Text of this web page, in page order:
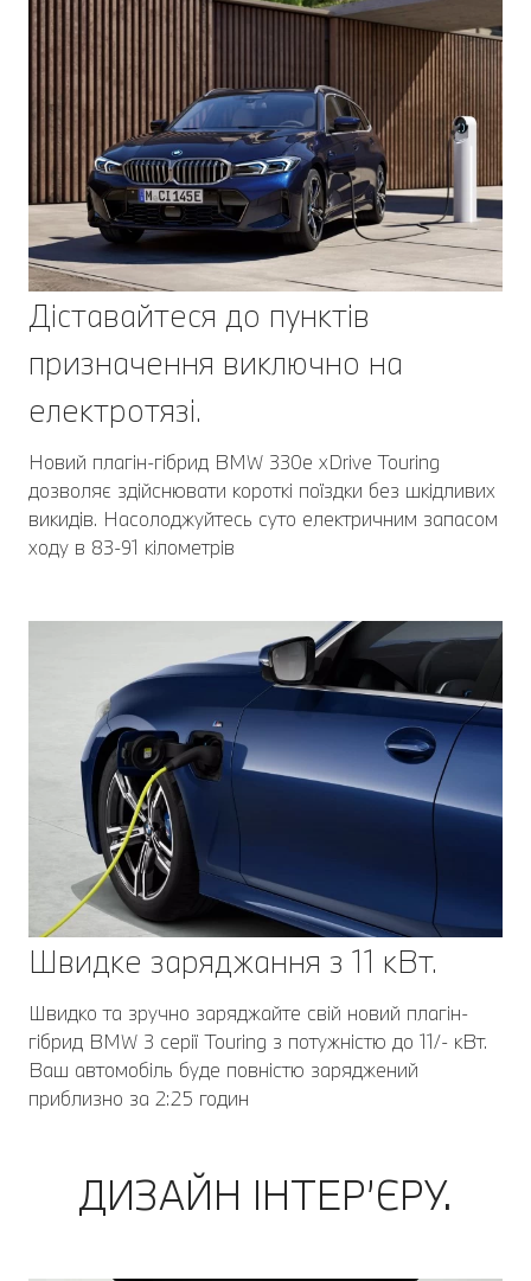
Діставайтеся до пунктів
призначення виключно на
електротязі.
Новий плагін-гібрид BMW 330e xDrive Touring
дозволяє здійснювати короткі поїздки без шкідливих
викидів. Насолоджуйтесь суто електричним запасом
ходу в 83-91 кілометрів
Швидке заряджання з 11 кВт.
Швидко та зручно заряджайте свій новий плагін-
гібрид BMW 3 серії Touring з потужністю до 11/- кВт.
Ваш автомобіль буде повністю заряджений
приблизно за 2:25 годин
ДИЗАЙН ІНТЕР’ЄРУ.